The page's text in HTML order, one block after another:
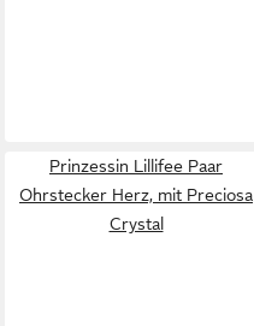
Prinzessin Lillifee Paar
Ohrstecker Herz, mit Preciosa
Crystal